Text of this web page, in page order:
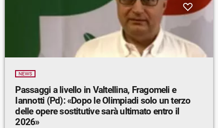
NEWS
Passaggi a livello in Valtellina, Fragomeli e
Iannotti (Pd): «Dopo le Olimpiadi solo un terzo
delle opere sostitutive sarà ultimato entro il
2026»